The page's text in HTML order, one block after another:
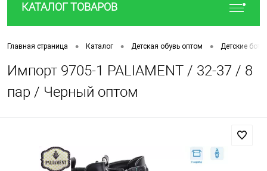
КАТАЛОГ ТОВАРОВ
Главная страница • Каталог • Детская обувь оптом • Детские
Импорт 9705-1 PALIAMENT / 32-37 / 8
пар / Черный оптом